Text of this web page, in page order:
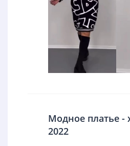
Модное платье -
2022